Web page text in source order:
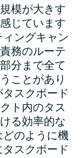
模が大きす
じています
ングキャン
務のルーテ
分まで全て
ことがあり
スクボード
ト内のタス
る効率的な
のように機
スクボード